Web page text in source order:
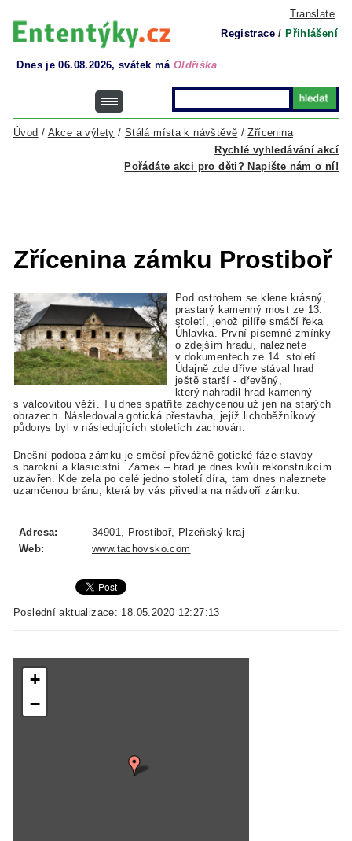
Translate
Registrace / Přihlášení
Dnes je 06.08.2026, svátek má Oldřiška
Rychlé vyhledávání akcí
Úvod / Akce a výlety / Stálá místa k návštěvě /Zřícenina
Pořádáte akci pro děti? Napište nám o ní!
Zřícenina zámku Prostiboř
Pod ostrohem se klene krásný,
prastarý kamenný most ze 13.
století, jehož pilíře smáčí řeka
Úhlavka. První písemné zmínky
o zdejším hradu, naleznete
v dokumentech ze 14. století.
Údajně zde dříve stával hrad
ještě starší - dřevěný,
který nahradil hrad kamenný
s válcovitou věží. Tu dnes spatříte zachycenou už jen na starých
obrazech. Následovala gotická přestavba, jejíž lichoběžníkový
půdorys byl v následujících stoletích zachován.
Dnešní podoba zámku je směsí převážně gotické fáze stavby
s barokní a klasicistní. Zámek – hrad je dnes kvůli rekonstrukcím
uzavřen. Kde zela po celé jedno století díra, tam dnes naleznete
uzamčenou bránu, která by vás přivedla na nádvoří zámku.
Adresa:
34901, Prostiboř, Plzeňský kraj
Web:
www.tachovsko.com
Poslední aktualizace: 18.05.2020 12:27:13
+
−